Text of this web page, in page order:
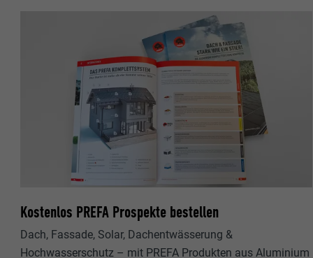
Kostenlos PREFA Prospekte bestellen
Dach, Fassade, Solar, Dachentwässerung &
Hochwasserschutz – mit PREFA Produkten aus Aluminium
Name
Name